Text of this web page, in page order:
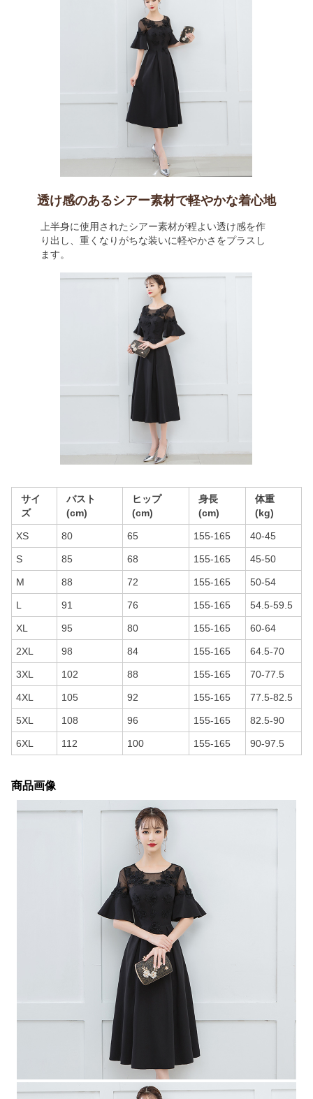
透け感のあるシアー素材で軽やかな着心地
上半身に使用されたシアー素材が程よい透け感を作
り出し、重くなりがちな装いに軽やかさをプラスし
ます。
サイ
ズ
バスト
(cm)
ヒップ
(cm)
身長
(cm)
体重
(kg)
XS 80 65 155-165 40-45
S 85 68 155-165 45-50
M 88 72 155-165 50-54
L 91 76 155-165 54.5-59.5
XL 95 80 155-165 60-64
2XL 98 84 155-165 64.5-70
3XL 102 88 155-165 70-77.5
4XL 105 92 155-165 77.5-82.5
5XL 108 96 155-165 82.5-90
6XL 112 100 155-165 90-97.5
商品画像